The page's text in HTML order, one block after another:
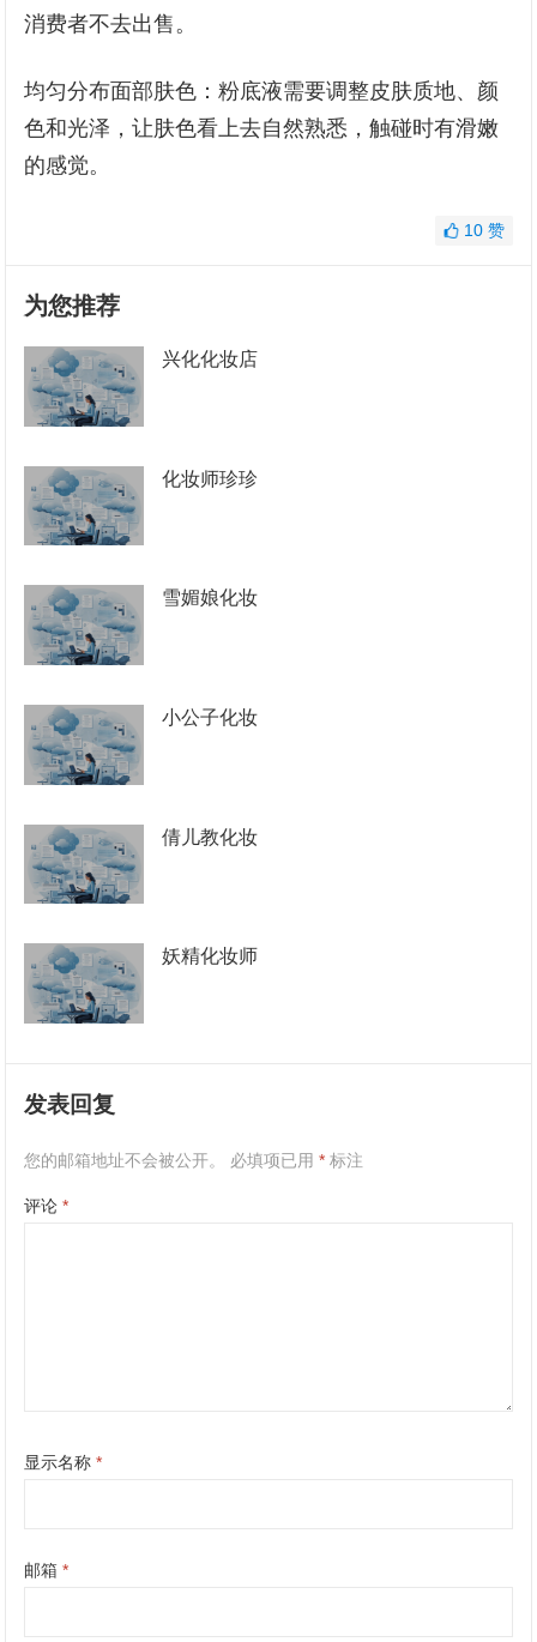
消费者不去出售。
均匀分布面部肤色：粉底液需要调整皮肤质地、颜
色和光泽，让肤色看上去自然熟悉，触碰时有滑嫩
的感觉。
10 赞
为您推荐
兴化化妆店
化妆师珍珍
雪媚娘化妆
小公子化妆
倩儿教化妆
妖精化妆师
发表回复
您的邮箱地址不会被公开。 必填项已用* 标注
评论*
显示名称*
邮箱*